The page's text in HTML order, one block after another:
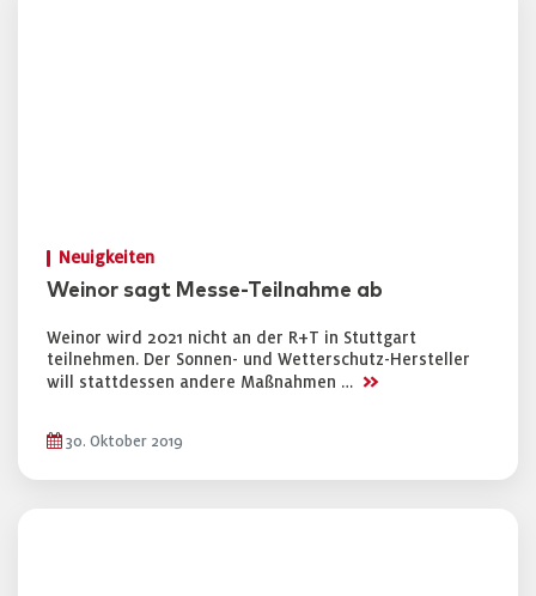
Neuigkeiten
Weinor sagt Messe-Teilnahme ab
Weinor wird 2021 nicht an der R+T in Stuttgart
teilnehmen. Der Sonnen- und Wetterschutz-Hersteller
will stattdessen andere Maßnahmen … >>
30. Oktober 2019